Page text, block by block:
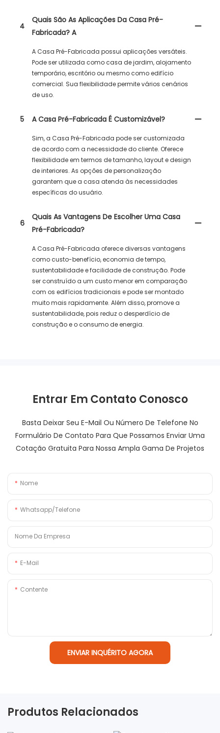
4
Quais São As Aplicações Da Casa Pré-
Fabricada? A
A Casa Pré-Fabricada possui aplicações versáteis.
Pode ser utilizada como casa de jardim, alojamento
temporário, escritório ou mesmo como edifício
comercial. Sua flexibilidade permite vários cenários
de uso.
5 A Casa Pré-Fabricada É Customizável?
Sim, a Casa Pré-Fabricada pode ser customizada
de acordo com a necessidade do cliente. Oferece
flexibilidade em termos de tamanho, layout e design
de interiores. As opções de personalização
garantem que a casa atenda às necessidades
específicas do usuário.
6
Quais As Vantagens De Escolher Uma Casa
Pré-Fabricada?
A Casa Pré-Fabricada oferece diversas vantagens
como custo-benefício, economia de tempo,
sustentabilidade e facilidade de construção. Pode
ser construído a um custo menor em comparação
com os edifícios tradicionais e pode ser montado
muito mais rapidamente. Além disso, promove a
sustentabilidade, pois reduz o desperdício de
construção e o consumo de energia.
Entrar Em Contato Conosco
Basta Deixar Seu E-Mail Ou Número De Telefone No
Formulário De Contato Para Que Possamos Enviar Uma
Cotação Gratuita Para Nossa Ampla Gama De Projetos
Nome
Whatsapp/Telefone
Nome Da Empresa
E-Mail
Contente
ENVIAR INQUÉRITO AGORA
Produtos Relacionados